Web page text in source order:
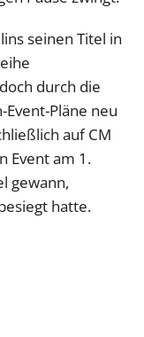
seinen Titel in
durch die
Pläne neu
auf CM
Event am 1.
gewann,
hatte.